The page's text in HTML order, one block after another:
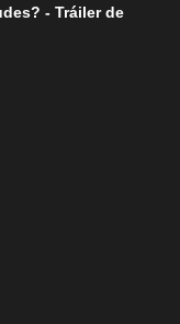
- Tráiler de